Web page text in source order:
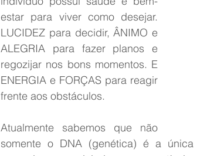
estar para viver como desejar.
LUCIDEZ para decidir, ÂNIMO e
ALEGRIA para fazer planos e
regozijar nos bons momentos. E
ENERGIA e FORÇAS para reagir
frente aos obstáculos.
Atualmente sabemos que não
somente o DNA (genética) é a